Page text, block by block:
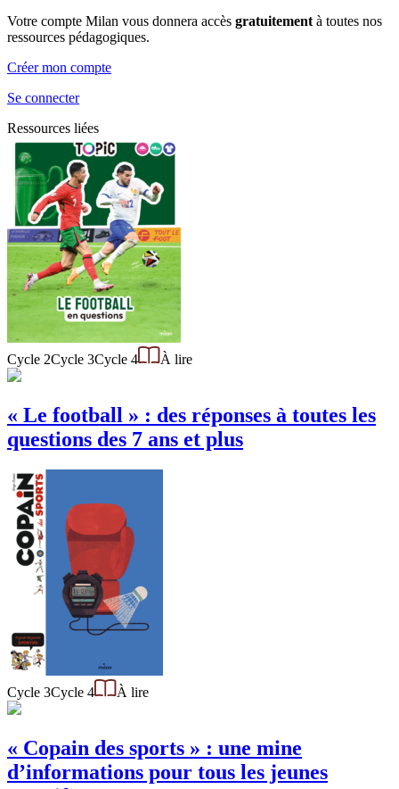
Votre compte Milan vous donnera accès gratuitement à toutes nos
ressources pédagogiques.
Créer mon compte
Se connecter
Ressources liées
Cycle 2Cycle 3Cycle 4 À lire
« Le football » : des réponses à toutes les
questions des 7 ans et plus
Cycle 3Cycle 4 À lire
« Copain des sports » : une mine
d’informations pour tous les jeunes